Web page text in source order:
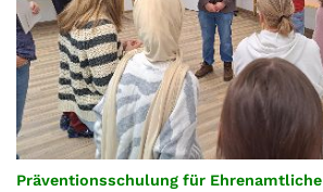
Präventionsschulung für Ehrenamtliche: